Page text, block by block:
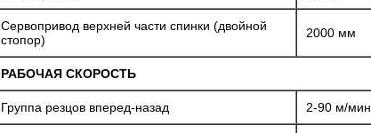
Сервопривод верхней части спинки (двойной
стопор)
2000 мм
РАБОЧАЯ СКОРОСТЬ
Группа резцов вперед-назад 2-90 м/мин